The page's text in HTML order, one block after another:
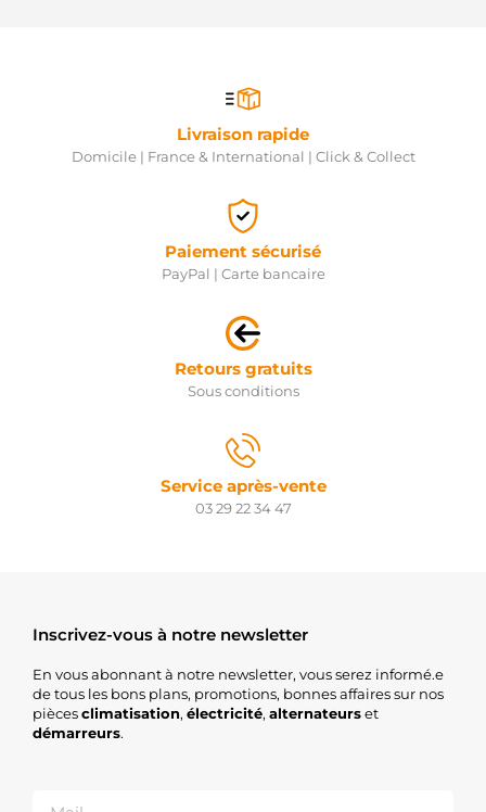
Livraison rapide
Domicile | France & International | Click & Collect
Paiement sécurisé
PayPal | Carte bancaire
Retours gratuits
Sous conditions
Service après-vente
03 29 22 34 47
Inscrivez-vous à notre newsletter
En vous abonnant à notre newsletter, vous serez informé.e
de tous les bons plans, promotions, bonnes affaires sur nos
piècesclimatisation, électricité, alternateurset
démarreurs.